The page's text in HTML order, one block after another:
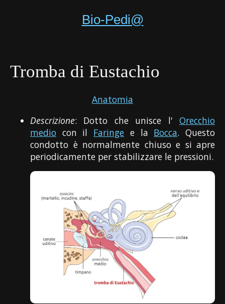
Bio-Pedi@
Tromba di Eustachio
Anatomia
Descrizione: Dotto che unisce l' Orecchio
medio con il Faringe e la Bocca. Questo
condotto è normalmente chiuso e si apre
periodicamente per stabilizzare le pressioni.